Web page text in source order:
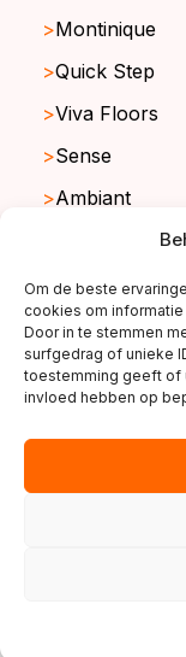
Om de beste
cookies om
Door in te stemmen
surfgedrag of unieke
toestemming geeft of
invloed hebben op
Montinique
Quick Step
Viva Floors
Sense
Ambiant
copyright ©2026